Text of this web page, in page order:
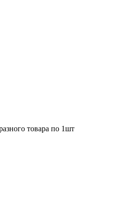
товара по 1шт